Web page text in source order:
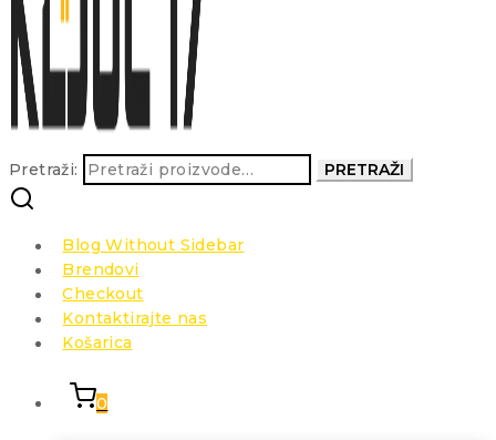
Pretraži: PRETRAŽI
Blog Without Sidebar
Brendovi
Checkout
Kontaktirajte nas
Košarica
0